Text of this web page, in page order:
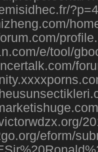
e/tool/
eform/